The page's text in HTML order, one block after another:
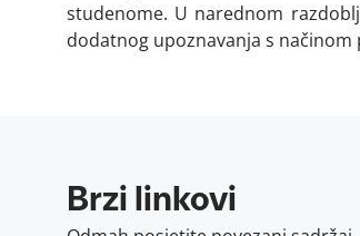
studenome. U narednom
dodatnog upoznavanja s
Brzi linkovi